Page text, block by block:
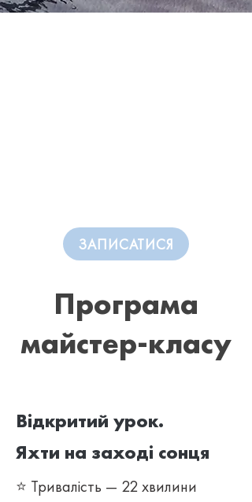
ЗАПИСАТИСЯ
Програма
майстер-класу
Відкритий урок.
Яхти на заході сонця
⭐ Тривалість — 22 хвилини